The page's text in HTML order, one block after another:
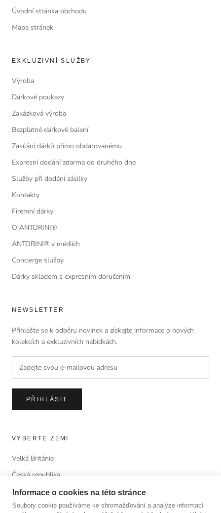
Úvodní stránka obchodu
Mapa stránek
EXKLUZIVNÍ SLUŽBY
Výroba
Dárkové poukazy
Zakázková výroba
Bezplatné dárkové balení
Zasílání dárků přímo obdarovanému
Expresní dodání zdarma do druhého dne
Služby při dodání zásilky
Kontakty
Firemní dárky
O ANTORINI®
ANTORINI® v médiích
Concierge služby
Dárky skladem s expresním doručením
NEWSLETTER
Přihlašte se k odběru novinek a získejte informace o nových
kolekcích a exkluzivních nabídkách.
PŘIHLÁSIT
VYBERTE ZEMI
Velká Británie
Česká republika
Informace o cookies na této stránce
Soubory cookie používáme ke shromažďování a analýze informací